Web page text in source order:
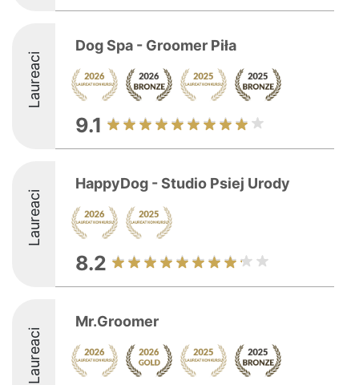
Laureaci
Dog Spa - Groomer Piła
9.1
Laureaci
HappyDog - Studio Psiej Urody
8.2
Laureaci
Mr.Groomer